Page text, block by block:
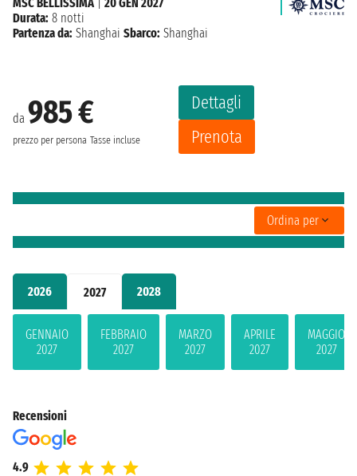
2026 2027 2028
GENNAIO
2027
FEBBRAIO
2027
MARZO
2027
APRILE
2027
MAGGIO
2027
da 985 €
prezzo per persona Tasse incluse
Dettagli
Prenota
MSC BELLISSIMA| 20 GEN 2027
Durata: 8 notti
Partenza da: Shanghai Sbarco: Shanghai
Ordina per
Recensioni
4.9